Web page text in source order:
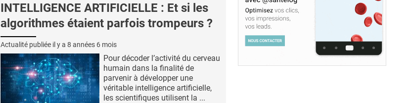
INTELLIGENCE ARTIFICIELLE : Et si les
algorithmes étaient parfois trompeurs ?
Actualité publiée il y a 8 années 6 mois
Pour décoder l’activité du cerveau
humain dans la finalité de
parvenir à développer une
véritable intelligence artificielle,
les scientifiques utilisent la ...